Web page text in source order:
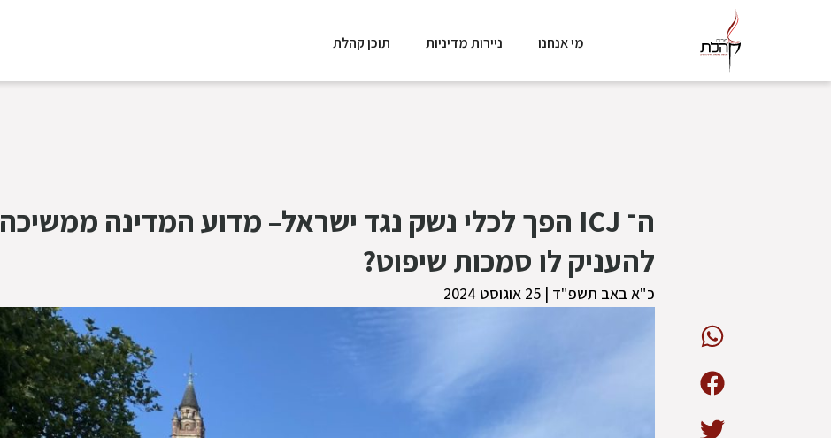
מי אנחנו ניירות מדיניות תוכן קהלת
ה־ ICJ הפך לכלי נשק נגד ישראל– מדוע המדינה ממשיכה
להעניק לו סמכות שיפוט?
כ"א באב תשפ"ד | 25 אוגוסט 2024